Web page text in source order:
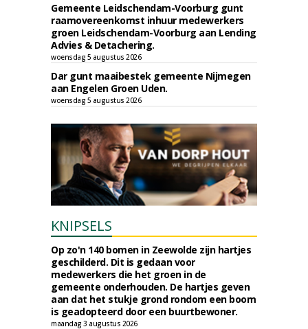
Gemeente Leidschendam-Voorburg gunt
raamovereenkomst inhuur medewerkers
groen Leidschendam-Voorburg aan Lending
Advies & Detachering.
woensdag 5 augustus 2026
Dar gunt maaibestek gemeente Nijmegen
aan Engelen Groen Uden.
woensdag 5 augustus 2026
KNIPSELS
Op zo'n 140 bomen in Zeewolde zijn hartjes
geschilderd. Dit is gedaan voor
medewerkers die het groen in de
gemeente onderhouden. De hartjes geven
aan dat het stukje grond rondom een boom
is geadopteerd door een buurtbewoner.
maandag 3 augustus 2026